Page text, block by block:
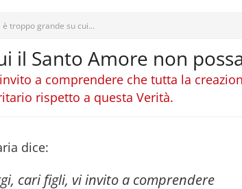
è troppo grande su cui...
il Santo Amore non
a comprendere che tutta la
rispetto a questa Verità.
dice:
cari figli, vi invito a comprendere